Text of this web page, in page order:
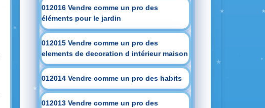
012016 Vendre comme un pro des
éléments pour le jardin
012015 Vendre comme un pro des
elements de decoration d intérieur maison
012014 Vendre comme un pro des habits
012013 Vendre comme un pro des